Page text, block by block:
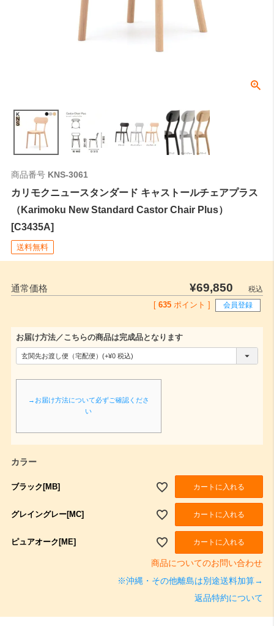
商品番号 KNS-3061
カリモクニュースタンダード キャストールチェアプラス
（Karimoku New Standard Castor Chair Plus）
[C3435A]
送料無料
通常価格 ¥69,850
税込
[ 635 ポイント ] 会員登録
お届け方法／こちらの商品は完成品となります
→お届け方法について必ずご確認くださ
い
カラー
ブラック[MB] カートに入れる
グレイングレー[MC] カートに入れる
ピュアオーク[ME] カートに入れる
商品についてのお問い合わせ
※沖縄・その他離島は別途送料加算→
返品特約について